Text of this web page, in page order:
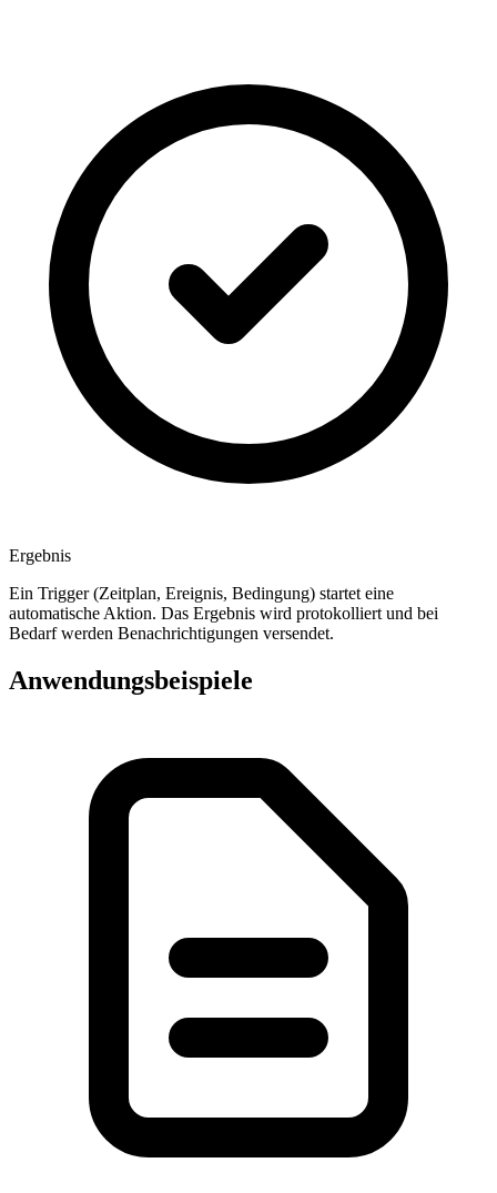
Ergebnis
Ein Trigger (Zeitplan, Ereignis, Bedingung) startet eine
automatische Aktion. Das Ergebnis wird protokolliert und bei
Bedarf werden Benachrichtigungen versendet.
Anwendungsbeispiele